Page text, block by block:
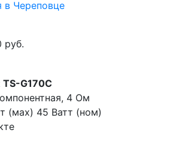
руб.
TS-G170C
4 Ом
(мах) 45 Ватт (ном)